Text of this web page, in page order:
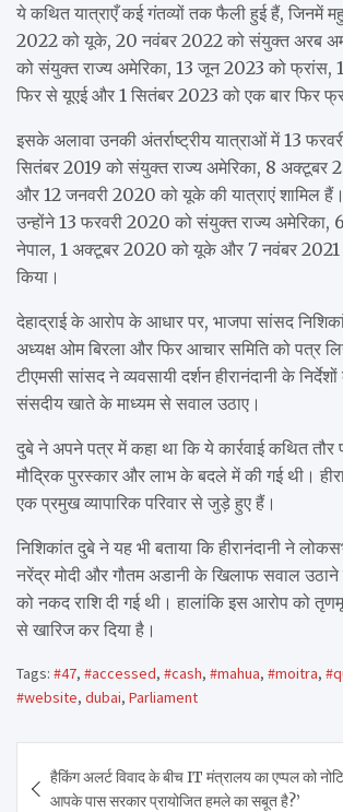
ये कथित यात्राएँ कई गंतव्यों तक फैली हुई हैं, जिनमें
2022 को यूके, 20 नवंबर 2022 को संयुक्त अरब
को संयुक्त राज्य अमेरिका, 13 जून 2023 को फ्रांस,
फिर से यूएई और 1 सितंबर 2023 को एक बार फिर
इसके अलावा उनकी अंतर्राष्ट्रीय यात्राओं में 13
सितंबर 2019 को संयुक्त राज्य अमेरिका, 8 अक्टूबर
और 12 जनवरी 2020 को यूके की यात्राएं शामिल
उन्होंने 13 फरवरी 2020 को संयुक्त राज्य अमेरिका,
नेपाल, 1 अक्टूबर 2020 को यूके और 7 नवंबर 2021
किया।
देहाद्राई के आरोप के आधार पर, भाजपा सांसद
अध्यक्ष ओम बिरला और फिर आचार समिति को पत्र
टीएमसी सांसद ने व्यवसायी दर्शन हीरानंदानी के
संसदीय खाते के माध्यम से सवाल उठाए।
दुबे ने अपने पत्र में कहा था कि ये कार्रवाई कथित तौर
मौद्रिक पुरस्कार और लाभ के बदले में की गई थी।
एक प्रमुख व्यापारिक परिवार से जुड़े हुए हैं।
निशिकांत दुबे ने यह भी बताया कि हीरानंदानी ने
नरेंद्र मोदी और गौतम अडानी के खिलाफ सवाल
को नकद राशि दी गई थी। हालांकि इस आरोप को
से खारिज कर दिया है।
Tags: #47, #accessed, #cash, #mahua, #moitra,
#website, dubai, Parliament
navigation
हैकिंग अलर्ट विवाद के बीच IT मंत्रालय का एप्पल को
आपके पास सरकार प्रायोजित हमले का सबूत है?’